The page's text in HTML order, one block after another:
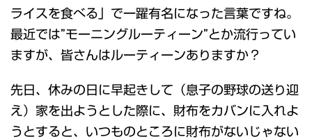
ライスを食べる」で一躍有名になった言葉ですね。
最近では”モーニングルーティーン”とか流行ってい
ますが、皆さんはルーティーンありますか？
先日、休みの日に早起きして（息子の野球の送り迎
え）家を出ようとした際に、財布をカバンに入れよ
うとすると、いつものところに財布がないじゃない